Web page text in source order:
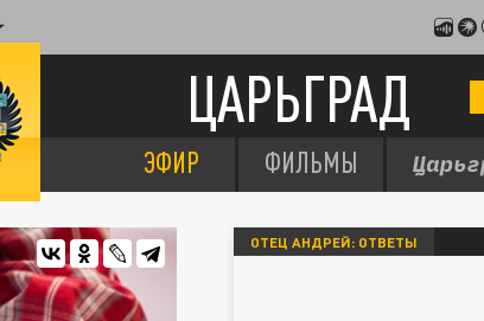
ЦАРЬГРАД
ЭФИР ФИЛЬМЫ
ОТЕЦ АНДРЕЙ: ОТВЕТЫ